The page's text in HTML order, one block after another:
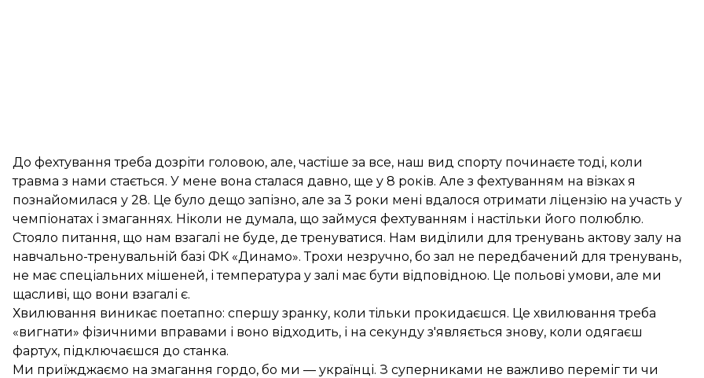
До фехтування треба дозріти головою, але, частіше за все, наш вид спорту починаєте тоді, коли
травма з нами стається. У мене вона сталася давно, ще у 8 років. Але з фехтуванням на візках я
познайомилася у 28. Це було дещо запізно, але за 3 роки мені вдалося отримати ліцензію на участь у
чемпіонатах і змаганнях. Ніколи не думала, що займуся фехтуванням і настільки його полюблю.
Стояло питання, що нам взагалі не буде, де тренуватися. Нам виділили для тренувань актову залу на
навчально-тренувальній базі ФК «Динамо». Трохи незручно, бо зал не передбачений для тренувань,
не має спеціальних мішеней, і температура у залі має бути відповідною. Це польові умови, але ми
щасливі, що вони взагалі є.
Хвилювання виникає поетапно: спершу зранку, коли тільки прокидаєшся. Це хвилювання треба
«вигнати» фізичними вправами і воно відходить, і на секунду з'являється знову, коли одягаєш
фартух, підключаєшся до станка.
Ми приїжджаємо на змагання гордо, бо ми — українці. З суперниками не важливо переміг ти чи